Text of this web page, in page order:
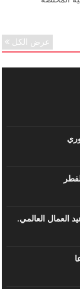
عرض الكل
العمال العالمي.